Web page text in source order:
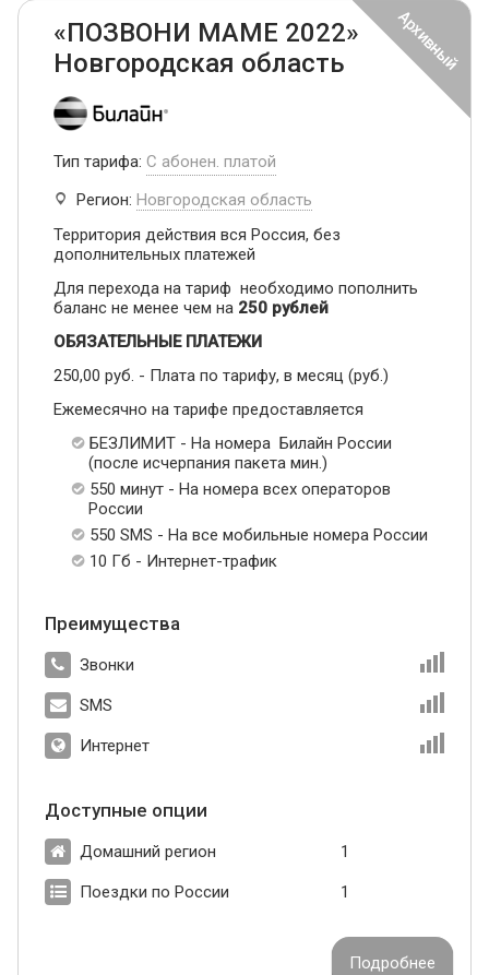
«ПОЗВОНИ МАМЕ 2022»
Новгородская область
Тип тарифа: С абонен. платой
Регион: Новгородская область
Территория действия вся Россия, без
дополнительных платежей
Для перехода на тариф необходимо пополнить
баланс не менее чем на 250 рублей
ОБЯЗАТЕЛЬНЫЕ ПЛАТЕЖИ
250,00 руб. - Плата по тарифу, в месяц (руб.)
Ежемесячно на тарифе предоставляется
БЕЗЛИМИТ - На номера Билайн России
(после исчерпания пакета мин.)
550 минут - На номера всех операторов
России
550 SMS - На все мобильные номера России
10 Гб - Интернет-трафик
Преимущества
Звонки
SMS
Интернет
Доступные опции
Домашний регион 1
Поездки по России 1
Подробнее